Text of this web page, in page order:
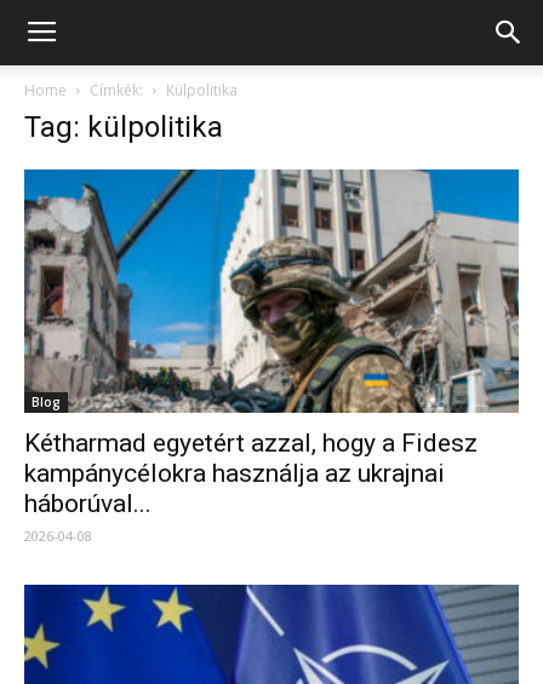
Home Címkék: Külpolitika
Tag: külpolitika
Blog
Kétharmad egyetért azzal, hogy a Fidesz
kampánycélokra használja az ukrajnai
háborúval...
2026-04-08